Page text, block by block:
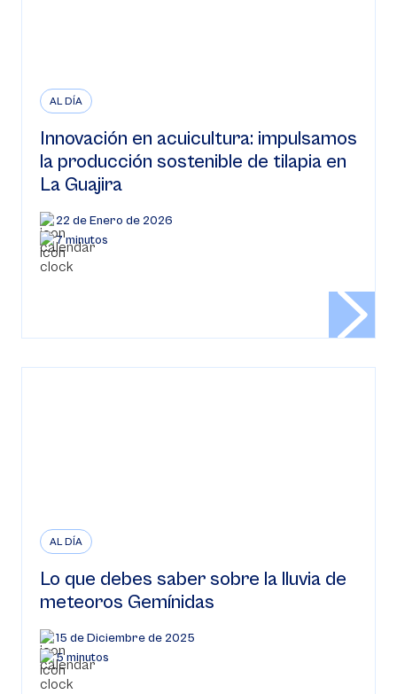
AL DÍA
Innovación en acuicultura: impulsamos
la producción sostenible de tilapia en
La Guajira
22 de Enero de 2026
7 minutos
AL DÍA
Lo que debes saber sobre la lluvia de
meteoros Gemínidas
15 de Diciembre de 2025
5 minutos